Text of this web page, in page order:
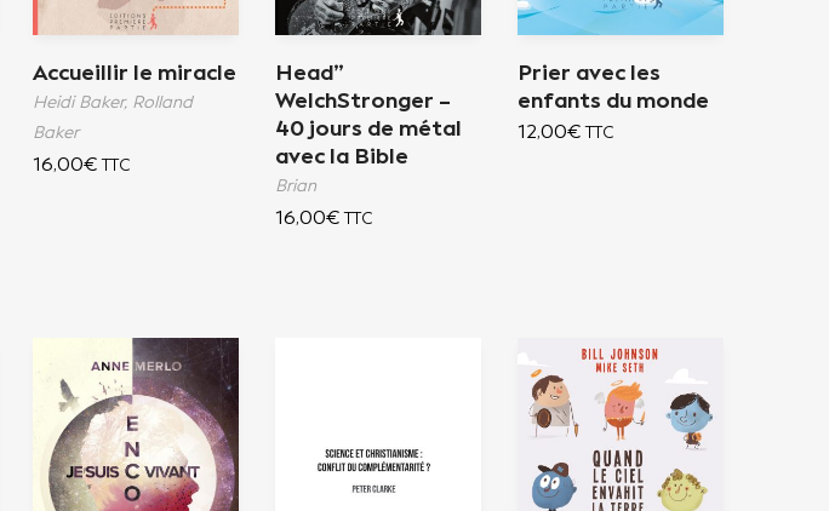
Accueillir le miracle
Heidi Baker, Rolland
Baker
16,00€ TTC
Head”
WelchStronger –
40 jours de métal
avec la Bible
Brian
16,00€ TTC
Prier avec les
enfants du monde
12,00€ TTC